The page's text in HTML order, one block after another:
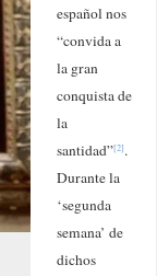
español nos
“convida a
la gran
conquista de
la
santidad”[2].
Durante la
‘segunda
semana’ de
dichos